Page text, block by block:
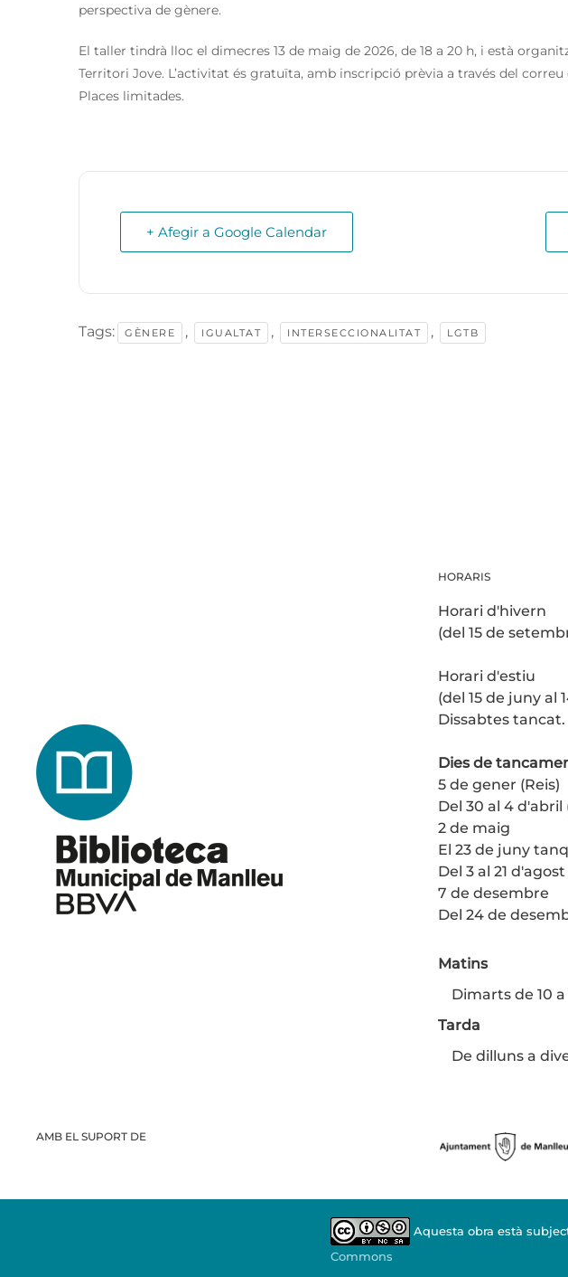
perspectiva de gènere.
El taller tindrà lloc el dimecres 13 de maig de 2026, de 18 a 20 h, i està
Territori Jove. L’activitat és gratuïta, amb inscripció prèvia a través del correu
Places limitades.
+ Afegir a Google Calendar
Tags: GÈNERE , IGUALTAT , INTERSECCIONALITAT , LGTB
HORARIS
Horari d'hivern
(del 15 de
Horari d'estiu
(del 15 de juny al
Dissabtes tancat.
Dies de
5 de gener (Reis)
Del 30 al 4
2 de maig
El 23 de juny
Del 3 al 21
7 de desembre
Del 24 de
Matins
Dimarts de 10 a
Tarda
De dilluns a
AMB EL SUPORT DE
Aquesta obra està
Commons